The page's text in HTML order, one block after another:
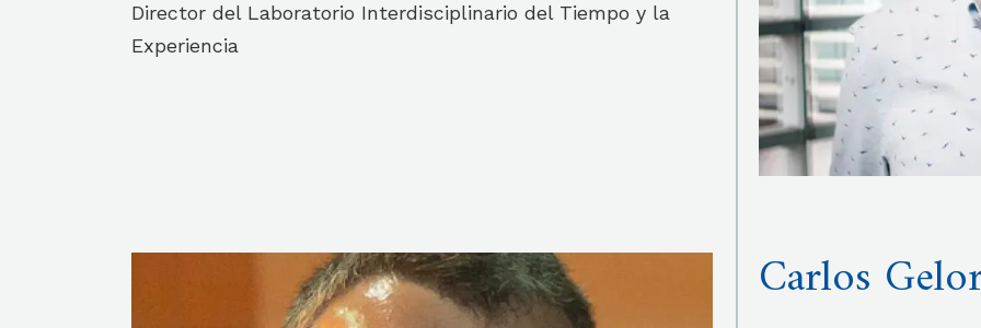
Director del Laboratorio Interdisciplinario del Tiempo y la
Experiencia
Carlos